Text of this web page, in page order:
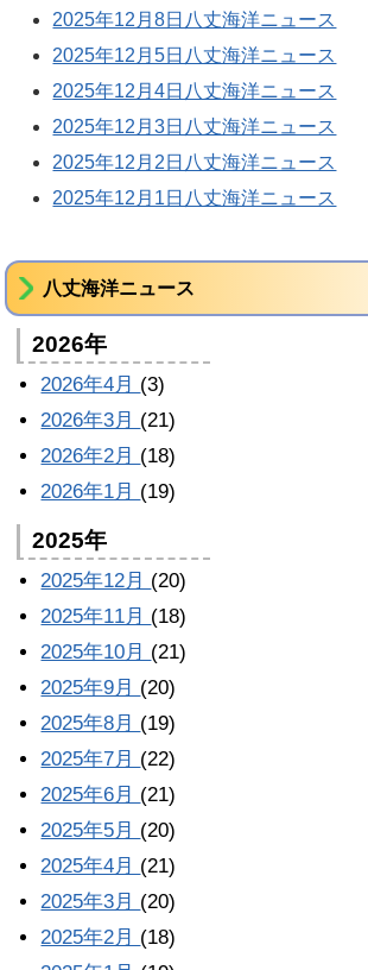
2025年12月8日八丈海洋ニュース
2025年12月5日八丈海洋ニュース
2025年12月4日八丈海洋ニュース
2025年12月3日八丈海洋ニュース
2025年12月2日八丈海洋ニュース
2025年12月1日八丈海洋ニュース
八丈海洋ニュース
2026年
2026年4月 (3)
2026年3月 (21)
2026年2月 (18)
2026年1月 (19)
2025年
2025年12月 (20)
2025年11月 (18)
2025年10月 (21)
2025年9月 (20)
2025年8月 (19)
2025年7月 (22)
2025年6月 (21)
2025年5月 (20)
2025年4月 (21)
2025年3月 (20)
2025年2月 (18)